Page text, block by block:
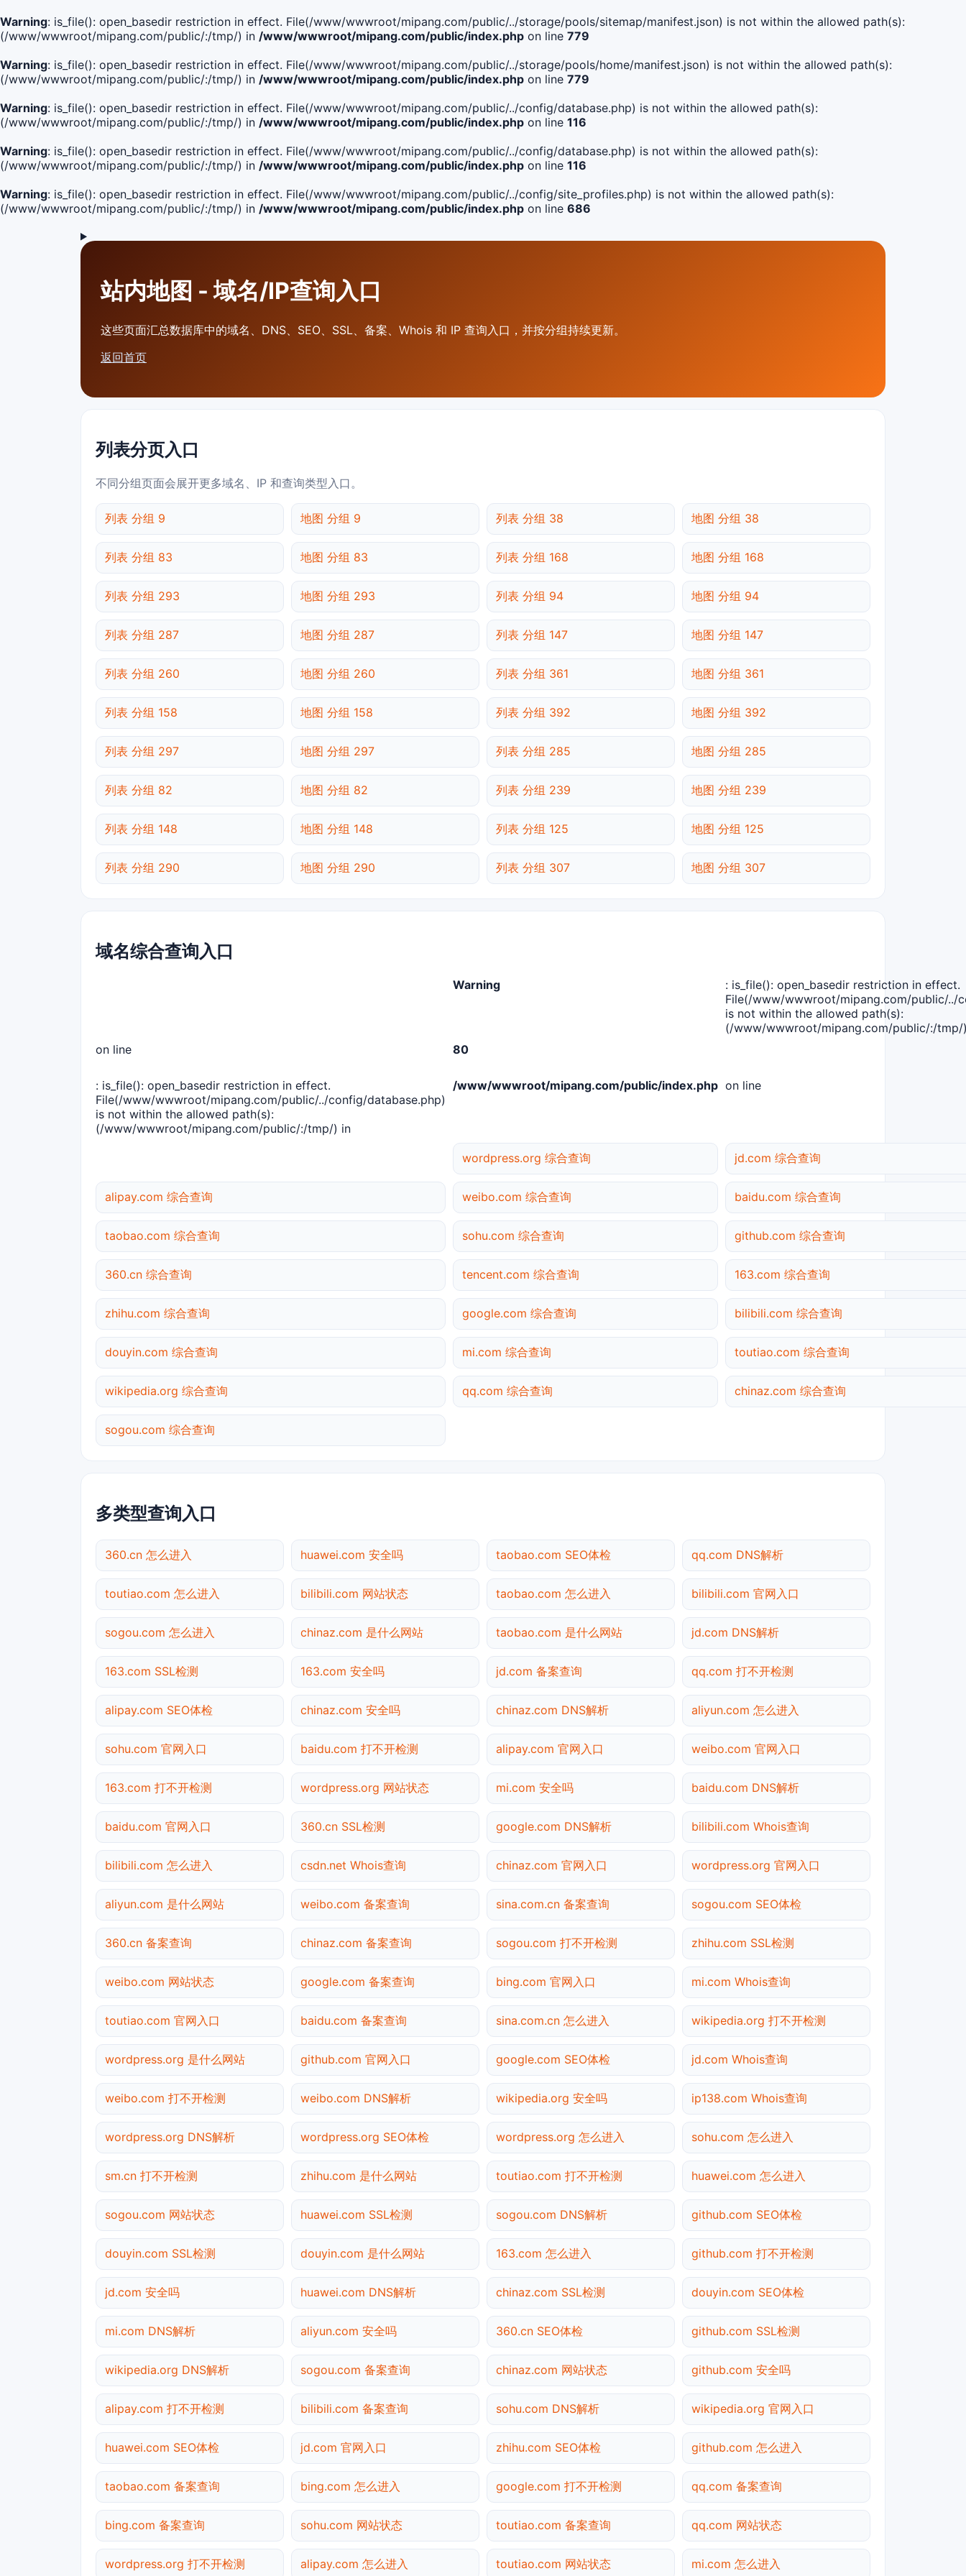
Warning: is_file(): open_basedir restriction in effect. File(/www/wwwroot/mipang.com/public/../storage/pools/sitemap/manifest.json) is not within the allowed path(s):
(/www/wwwroot/mipang.com/public/:/tmp/) in /www/wwwroot/mipang.com/public/index.php on line 779
Warning: is_file(): open_basedir restriction in effect. File(/www/wwwroot/mipang.com/public/../storage/pools/home/manifest.json) is not within the allowed path(s):
(/www/wwwroot/mipang.com/public/:/tmp/) in /www/wwwroot/mipang.com/public/index.php on line 779
Warning: is_file(): open_basedir restriction in effect. File(/www/wwwroot/mipang.com/public/../config/database.php) is not within the allowed path(s):
(/www/wwwroot/mipang.com/public/:/tmp/) in /www/wwwroot/mipang.com/public/index.php on line 116
Warning: is_file(): open_basedir restriction in effect. File(/www/wwwroot/mipang.com/public/../config/database.php) is not within the allowed path(s):
(/www/wwwroot/mipang.com/public/:/tmp/) in /www/wwwroot/mipang.com/public/index.php on line 116
Warning: is_file(): open_basedir restriction in effect. File(/www/wwwroot/mipang.com/public/../config/site_profiles.php) is not within the allowed path(s):
(/www/wwwroot/mipang.com/public/:/tmp/) in /www/wwwroot/mipang.com/public/index.php on line 686
站内地图 - 域名/IP查询入口
这些页面汇总数据库中的域名、DNS、SEO、SSL、备案、Whois 和 IP 查询入口，并按分组持续更新。
返回首页
列表分页入口
不同分组页面会展开更多域名、IP 和查询类型入口。
列表 分组 9 地图 分组 9 列表 分组 38 地图 分组 38
列表 分组 83 地图 分组 83 列表 分组 168 地图 分组 168
列表 分组 293 地图 分组 293 列表 分组 94 地图 分组 94
列表 分组 287 地图 分组 287 列表 分组 147 地图 分组 147
列表 分组 260 地图 分组 260 列表 分组 361 地图 分组 361
列表 分组 158 地图 分组 158 列表 分组 392 地图 分组 392
列表 分组 297 地图 分组 297 列表 分组 285 地图 分组 285
列表 分组 82 地图 分组 82 列表 分组 239 地图 分组 239
列表 分组 148 地图 分组 148 列表 分组 125 地图 分组 125
列表 分组 290 地图 分组 290 列表 分组 307 地图 分组 307
域名综合查询入口
Warning
: is_file(): open_basedir restriction in effect.
File(/www/wwwroot/mipang.com/public/../
is not within the allowed path(s):
(/www/wwwroot/mipang.com/public/:/tmp/
on line
80
: is_file(): open_basedir restriction in effect.
File(/www/wwwroot/mipang.com/public/../config/database.php)
is not within the allowed path(s):
(/www/wwwroot/mipang.com/public/:/tmp/) in
/www/wwwroot/mipang.com/public/index.php on line
wordpress.org 综合查询 jd.com 综合查询
alipay.com 综合查询 weibo.com 综合查询 baidu.com 综合查询
taobao.com 综合查询 sohu.com 综合查询 github.com 综合查询
360.cn 综合查询 tencent.com 综合查询 163.com 综合查询
zhihu.com 综合查询 google.com 综合查询 bilibili.com 综合查询
douyin.com 综合查询 mi.com 综合查询 toutiao.com 综合查询
wikipedia.org 综合查询 qq.com 综合查询 chinaz.com 综合查询
sogou.com 综合查询
多类型查询入口
360.cn 怎么进入 huawei.com 安全吗 taobao.com SEO体检 qq.com DNS解析
toutiao.com 怎么进入 bilibili.com 网站状态 taobao.com 怎么进入 bilibili.com 官网入口
sogou.com 怎么进入 chinaz.com 是什么网站 taobao.com 是什么网站 jd.com DNS解析
163.com SSL检测 163.com 安全吗 jd.com 备案查询 qq.com 打不开检测
alipay.com SEO体检 chinaz.com 安全吗 chinaz.com DNS解析 aliyun.com 怎么进入
sohu.com 官网入口 baidu.com 打不开检测 alipay.com 官网入口 weibo.com 官网入口
163.com 打不开检测 wordpress.org 网站状态 mi.com 安全吗 baidu.com DNS解析
baidu.com 官网入口 360.cn SSL检测 google.com DNS解析 bilibili.com Whois查询
bilibili.com 怎么进入 csdn.net Whois查询 chinaz.com 官网入口 wordpress.org 官网入口
aliyun.com 是什么网站 weibo.com 备案查询 sina.com.cn 备案查询 sogou.com SEO体检
360.cn 备案查询 chinaz.com 备案查询 sogou.com 打不开检测 zhihu.com SSL检测
weibo.com 网站状态 google.com 备案查询 bing.com 官网入口 mi.com Whois查询
toutiao.com 官网入口 baidu.com 备案查询 sina.com.cn 怎么进入 wikipedia.org 打不开检测
wordpress.org 是什么网站 github.com 官网入口 google.com SEO体检 jd.com Whois查询
weibo.com 打不开检测 weibo.com DNS解析 wikipedia.org 安全吗 ip138.com Whois查询
wordpress.org DNS解析 wordpress.org SEO体检 wordpress.org 怎么进入 sohu.com 怎么进入
sm.cn 打不开检测 zhihu.com 是什么网站 toutiao.com 打不开检测 huawei.com 怎么进入
sogou.com 网站状态 huawei.com SSL检测 sogou.com DNS解析 github.com SEO体检
douyin.com SSL检测 douyin.com 是什么网站 163.com 怎么进入 github.com 打不开检测
jd.com 安全吗 huawei.com DNS解析 chinaz.com SSL检测 douyin.com SEO体检
mi.com DNS解析 aliyun.com 安全吗 360.cn SEO体检 github.com SSL检测
wikipedia.org DNS解析 sogou.com 备案查询 chinaz.com 网站状态 github.com 安全吗
alipay.com 打不开检测 bilibili.com 备案查询 sohu.com DNS解析 wikipedia.org 官网入口
huawei.com SEO体检 jd.com 官网入口 zhihu.com SEO体检 github.com 怎么进入
taobao.com 备案查询 bing.com 怎么进入 google.com 打不开检测 qq.com 备案查询
bing.com 备案查询 sohu.com 网站状态 toutiao.com 备案查询 qq.com 网站状态
wordpress.org 打不开检测 alipay.com 怎么进入 toutiao.com 网站状态 mi.com 怎么进入